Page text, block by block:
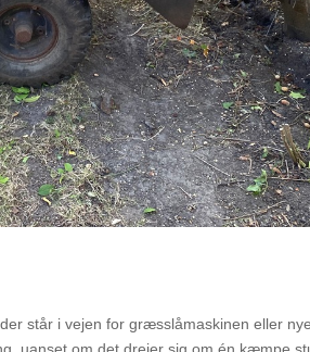
står i vejen for græsslåmaskinen eller
uanset om det drejer sig om én kæmpe